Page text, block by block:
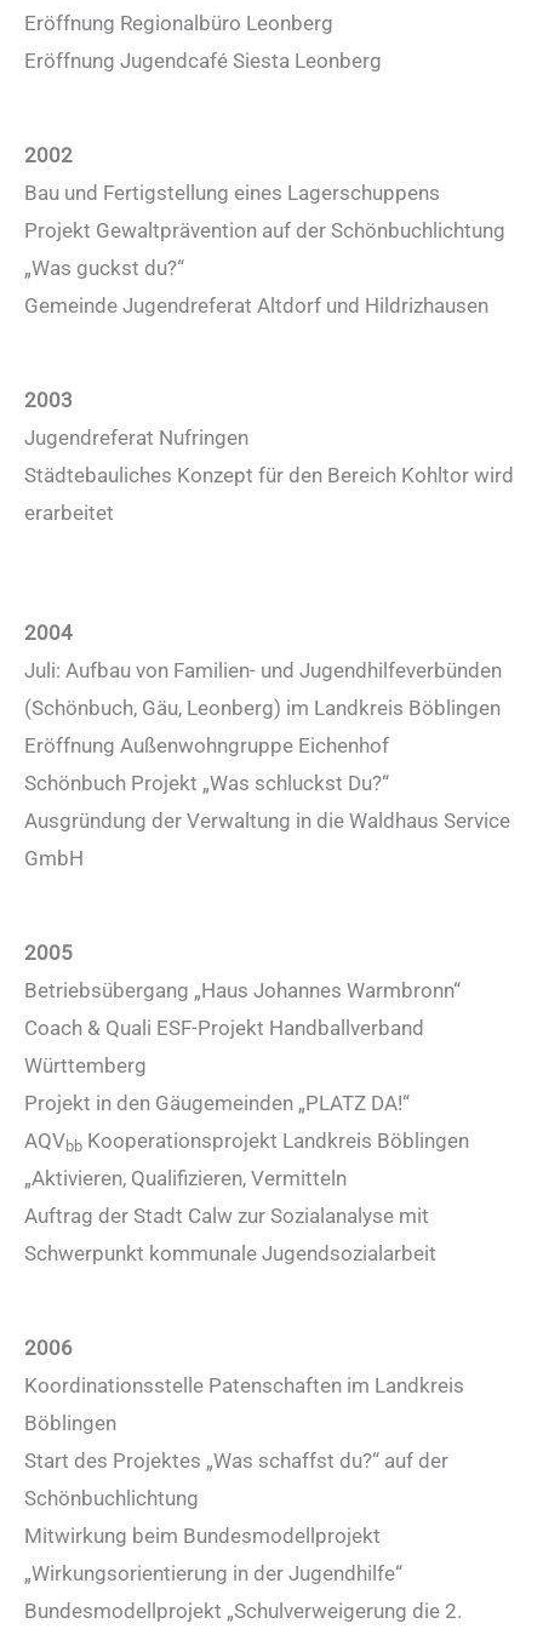
Eröffnung Regionalbüro Leonberg
Eröffnung Jugendcafé Siesta Leonberg
2002
Bau und Fertigstellung eines Lagerschuppens
Projekt Gewaltprävention auf der Schönbuchlichtung
„Was guckst du?“
Gemeinde Jugendreferat Altdorf und Hildrizhausen
2003
Jugendreferat Nufringen
Städtebauliches Konzept für den Bereich Kohltor wird
erarbeitet
2004
Juli: Aufbau von Familien- und Jugendhilfeverbünden
(Schönbuch, Gäu, Leonberg) im Landkreis Böblingen
Eröffnung Außenwohngruppe Eichenhof
Schönbuch Projekt „Was schluckst Du?“
Ausgründung der Verwaltung in die Waldhaus Service
GmbH
2005
Betriebsübergang „Haus Johannes Warmbronn“
Coach & Quali ESF-Projekt Handballverband
Württemberg
Projekt in den Gäugemeinden „PLATZ DA!“
AQVbb Kooperationsprojekt Landkreis Böblingen
„Aktivieren, Qualifizieren, Vermitteln
Auftrag der Stadt Calw zur Sozialanalyse mit
Schwerpunkt kommunale Jugendsozialarbeit
2006
Koordinationsstelle Patenschaften im Landkreis
Böblingen
Start des Projektes „Was schaffst du?“ auf der
Schönbuchlichtung
Mitwirkung beim Bundesmodellprojekt
„Wirkungsorientierung in der Jugendhilfe“
Bundesmodellprojekt „Schulverweigerung die 2.